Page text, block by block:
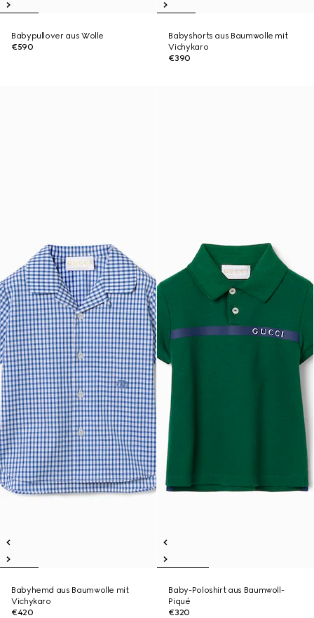
Babypullover aus Wolle
€590
Babyshorts aus Baumwolle mit
Vichykaro
€390
Babyhemd aus Baumwolle mit
Vichykaro
€420
Baby-Poloshirt aus Baumwoll-
Piqué
€320